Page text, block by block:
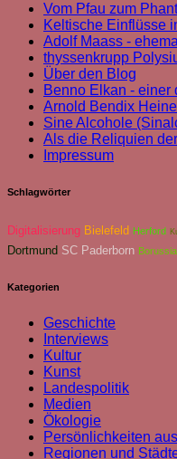
Vom Pfau zum
Keltische Einflüsse
Adolf Maass -
thyssenkrupp
Über den Blog
Benno Elkan - einer
Arnold Bendix
Sine Alcohole
Als die Reliquien
Impressum
Schlagwörter
Digitalisierung Bielefeld Herford
Dortmund SC Paderborn
Kategorien
Geschichte
Interviews
Kultur
Kunst
Landespolitik
Medien
Ökologie
Persönlichkeiten
Regionen und